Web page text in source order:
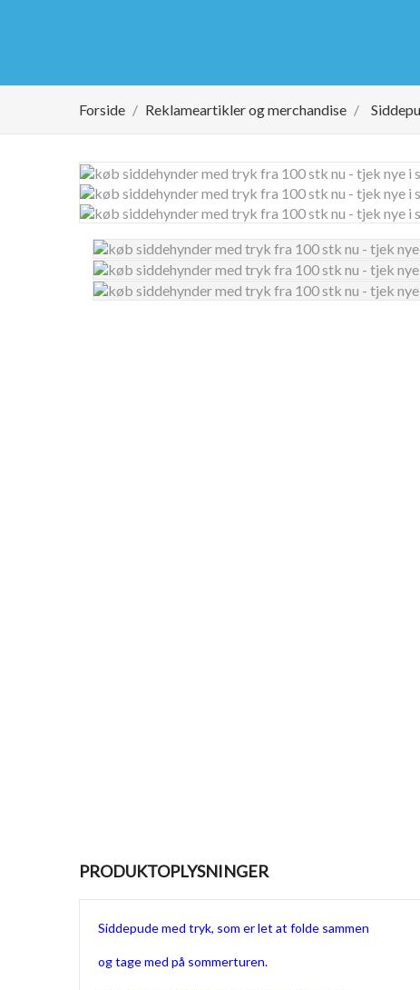
Forside Reklameartikler og merchandise
PRODUKTOPLYSNINGER
Siddepude med tryk, som er let at folde sammen
og tage med på sommerturen.